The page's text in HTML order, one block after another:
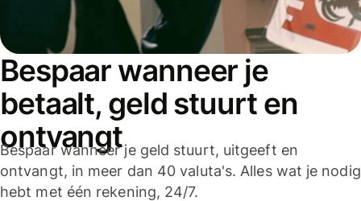
Bespaar wanneer je
betaalt, geld stuurt en
ontvangt
Bespaar wanneer je geld stuurt, uitgeeft en
ontvangt, in meer dan 40 valuta's. Alles wat je nodig
hebt met één rekening, 24/7.